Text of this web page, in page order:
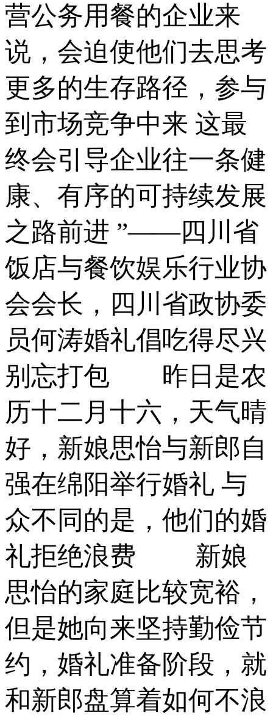
营公务用餐的企业来
说，会迫使他们去思考
更多的生存路径，参与
到市场竞争中来 这最
终会引导企业往一条健
康、有序的可持续发展
之路前进 ”——四川省
饭店与餐饮娱乐行业协
会会长，四川省政协委
员何涛婚礼倡吃得尽兴
别忘打包 昨日是农
历十二月十六，天气晴
好，新娘思怡与新郎自
强在绵阳举行婚礼 与
众不同的是，他们的婚
礼拒绝浪费 新娘
思怡的家庭比较宽裕，
但是她向来坚持勤俭节
约，婚礼准备阶段，就
和新郎盘算着如何不浪